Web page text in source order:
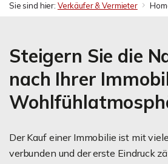
Sie sind hier: Verkäufer & Vermieter
Steigern Sie die
nach Ihrer
Der Kauf einer Immobilie ist mit
verbunden und der erste Eindruck